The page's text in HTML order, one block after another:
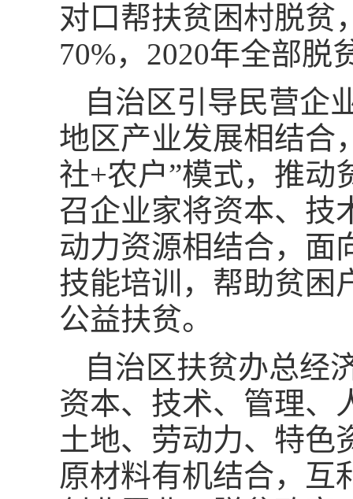
对口帮扶贫困村脱贫
70%，2020年全部脱
自治区引导民营企
地区产业发展相结合
社+农户”模式，推动
召企业家将资本、技
动力资源相结合，面
技能培训，帮助贫困
公益扶贫。
自治区扶贫办总经
资本、技术、管理、
土地、劳动力、特色
原材料有机结合，互